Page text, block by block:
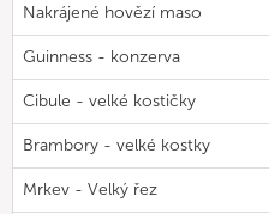
Nakrájené hovězí maso
Guinness - konzerva
Cibule - velké kostičky
Brambory - velké kostky
Mrkev - Velký řez